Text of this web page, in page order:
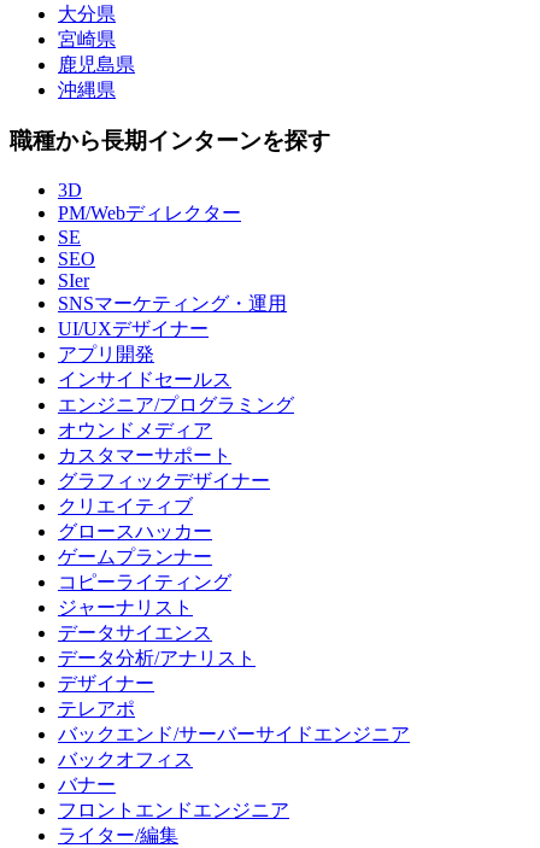
大分県
宮崎県
鹿児島県
沖縄県
職種から長期インターンを探す
3D
PM/Webディレクター
SE
SEO
SIer
SNSマーケティング・運用
UI/UXデザイナー
アプリ開発
インサイドセールス
エンジニア/プログラミング
オウンドメディア
カスタマーサポート
グラフィックデザイナー
クリエイティブ
グロースハッカー
ゲームプランナー
コピーライティング
ジャーナリスト
データサイエンス
データ分析/アナリスト
デザイナー
テレアポ
バックエンド/サーバーサイドエンジニア
バックオフィス
バナー
フロントエンドエンジニア
ライター/編集